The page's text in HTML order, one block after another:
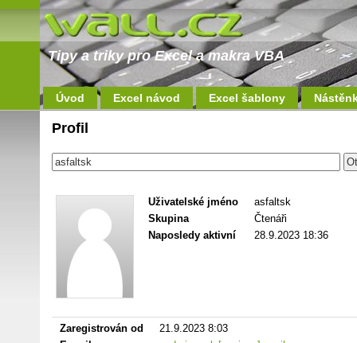
Tipy a triky pro Excel a makra VBA
Úvod Excel návod Excel šablony
Profil
Uživatelské jméno
asfaltsk
Skupina
Čtenáři
Naposledy aktivní
28.9.2023 18:36
Zaregistrován od
21.9.2023 8:03